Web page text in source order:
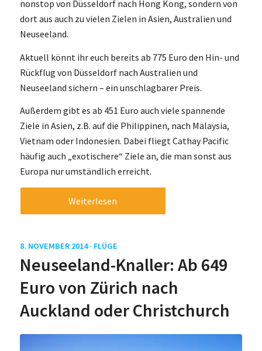
nonstop von Düsseldorf nach Hong Kong, sondern von
dort aus auch zu vielen Zielen in Asien, Australien und
Neuseeland.
Aktuell könnt ihr euch bereits ab 775 Euro den Hin- und
Rückflug von Düsseldorf nach Australien und
Neuseeland sichern – ein unschlagbarer Preis.
Außerdem gibt es ab 451 Euro auch viele spannende
Ziele in Asien, z.B. auf die Philippinen, nach Malaysia,
Vietnam oder Indonesien. Dabei fliegt Cathay Pacific
häufig auch „exotischere“ Ziele an, die man sonst aus
Europa nur umständlich erreicht.
Weiterlesen
8. NOVEMBER 2014 · FLÜGE
Neuseeland-Knaller: Ab 649
Euro von Zürich nach
Auckland oder Christchurch